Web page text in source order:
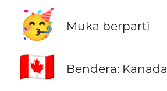
🥳 Muka berparti
🇨🇦 Bendera: Kanada